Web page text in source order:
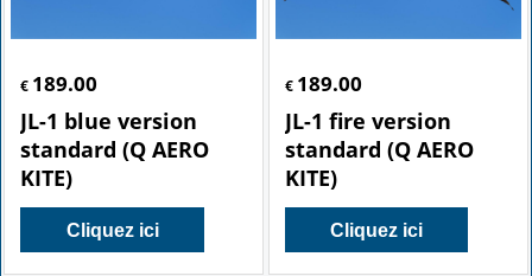
€ 189.00
JL-1 blue version
standard (Q AERO
KITE)
Cliquez ici
€ 189.00
JL-1 fire version
standard (Q AERO
KITE)
Cliquez ici